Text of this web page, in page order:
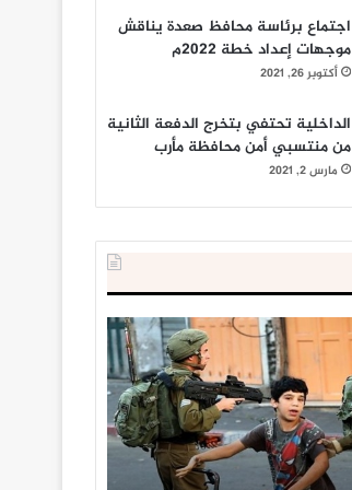
اجتماع برئاسة محافظ صعدة يناقش
موجهات إعداد خطة 2022م
أكتوبر 26, 2021
الداخلية تحتفي بتخرج الدفعة الثانية
من منتسبي أمن محافظة مأرب
مارس 2, 2021
الداخلية
المصرية
تعلن
إحباط
‘مخطط
كبير’